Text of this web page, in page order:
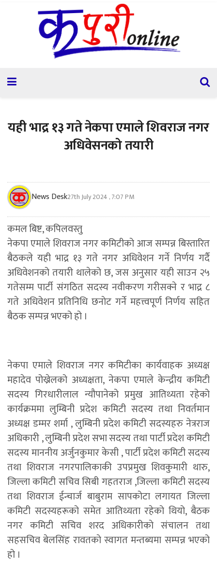
यही भाद्र १३ गते नेकपा एमाले शिवराज नगर
अधिवेसनको तयारी
News Desk27th July 2024 , 7:07 PM
कमल बिष्ट, कपिलवस्तु
नेकपा एमाले शिवराज नगर कमिटीको आज सम्पन्न बिस्तारित
बैठकले यही भाद्र १३ गते नगर अधिवेशन गर्ने निर्णय गर्दै
अधिवेशनको तयारी थालेको छ, जस अनुसार यही साउन २५
गतेसम्म पार्टी संगठित सदस्य नवीकरण गरीसक्ने र भाद्र ८
गते अधिवेशन प्रतिनिधि छनाेट गर्ने महत्त्वपूर्ण निर्णय सहित
बैठक सम्पन्न भएको हो ।
नेकपा एमाले शिवराज नगर कमिटीका कार्यवाहक अध्यक्ष
महादेव पोख्रेलको अध्यक्षता, नेकपा एमाले केन्द्रीय कमिटी
सदस्य गिरधारीलाल न्यौपानेको प्रमुख आतिथ्यता रहेको
कार्यक्रममा लुम्बिनी प्रदेश कमिटी सदस्य तथा निवर्तमान
अध्यक्ष डम्मर शर्मा , लुम्बिनी प्रदेश कमिटी सदस्यहरु नेत्रराज
अधिकारी , लुम्बिनी प्रदेश सभा सदस्य तथा पार्टी प्रदेश कमिटी
सदस्य माननीय अर्जुनकुमार केसी , पार्टी प्रदेश कमिटी सदस्य
तथा शिवराज नगरपालिकाकी उपप्रमुख शिवकुमारी थारु,
जिल्ला कमिटी सचिव सिबी गहतराज ,जिल्ला कमिटी सदस्य
तथा शिवराज ईन्चार्ज बाबुराम सापकोटा लगायत जिल्ला
कमिटी सदस्यहरूको समेत आतिथ्यता रहेको थियो, बैठक
नगर कमिटी सचिव शरद अधिकारीकाे संचालन तथा
सहसचिव बेलसिंह रावतकाे स्वागत मन्तब्यमा सम्पन्न भएको
हो ।